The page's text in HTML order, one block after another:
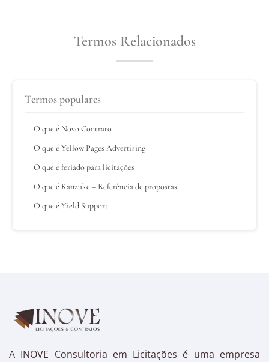
Termos Relacionados
Termos populares
O que é Novo Contrato
O que é Yellow Pages Advertising
O que é feriado para licitações
O que é Kanzuke – Referência de propostas
O que é Yield Support
A INOVE Consultoria em Licitações é uma empresa